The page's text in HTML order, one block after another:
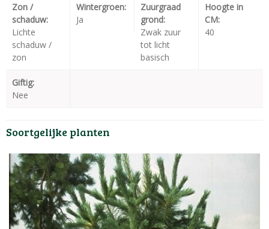
Zon /
schaduw:
Lichte
schaduw /
zon
Wintergroen:
Ja
Zuurgraad
grond:
Zwak zuur
tot licht
basisch
Hoogte in
CM:
40
Giftig:
Nee
Soortgelijke planten